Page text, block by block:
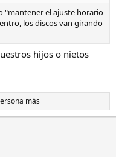
"mantener el ajuste horario
los discos van girando
hijos o nietos
más